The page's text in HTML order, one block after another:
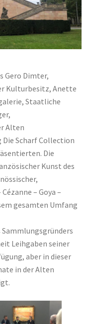
Gero Dimter,
Kulturbesitz, Anette
Staatliche
Alten
Scharf Collection
Die
Kunst des
– Goya –
gesamten Umfang
Leihgaben seiner
aber in dieser
in der Alten